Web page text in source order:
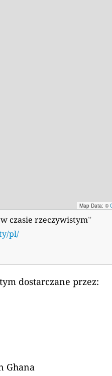
Map Data: ©
czasie rzeczywistym”
pl/
dostarczane przez:
Ghana